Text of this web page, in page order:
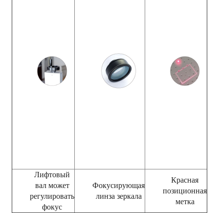
Лифтовый
вал может
регулировать
фокус
Фокусирующая
линза зеркала
Красная
позиционная
метка